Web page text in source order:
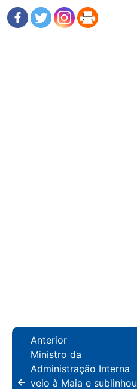
Anterior
Ministro da
Administração Interna
veio à Maia e sublinhou